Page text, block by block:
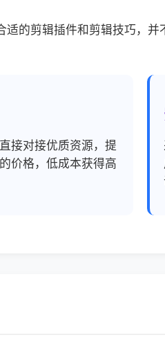
的剪辑插件和剪辑技巧，
接对接优质资源，提
价格，低成本获得高